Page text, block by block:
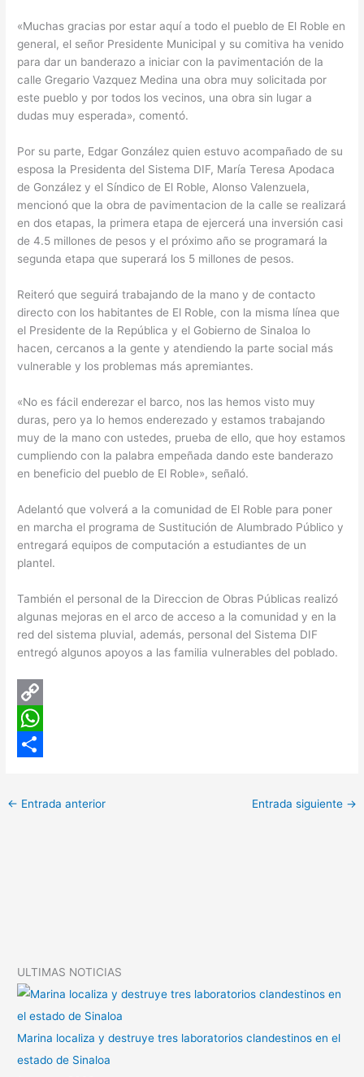
«Muchas gracias por estar aquí a todo el pueblo de El Roble en
general, el señor Presidente Municipal y su comitiva ha venido
para dar un banderazo a iniciar con la pavimentación de la
calle Gregario Vazquez Medina una obra muy solicitada por
este pueblo y por todos los vecinos, una obra sin lugar a
dudas muy esperada», comentó.
Por su parte, Edgar González quien estuvo acompañado de su
esposa la Presidenta del Sistema DIF, María Teresa Apodaca
de González y el Síndico de El Roble, Alonso Valenzuela,
mencionó que la obra de pavimentacion de la calle se realizará
en dos etapas, la primera etapa de ejercerá una inversión casi
de 4.5 millones de pesos y el próximo año se programará la
segunda etapa que superará los 5 millones de pesos.
Reiteró que seguirá trabajando de la mano y de contacto
directo con los habitantes de El Roble, con la misma línea que
el Presidente de la República y el Gobierno de Sinaloa lo
hacen, cercanos a la gente y atendiendo la parte social más
vulnerable y los problemas más apremiantes.
«No es fácil enderezar el barco, nos las hemos visto muy
duras, pero ya lo hemos enderezado y estamos trabajando
muy de la mano con ustedes, prueba de ello, que hoy estamos
cumpliendo con la palabra empeñada dando este banderazo
en beneficio del pueblo de El Roble», señaló.
Adelantó que volverá a la comunidad de El Roble para poner
en marcha el programa de Sustitución de Alumbrado Público y
entregará equipos de computación a estudiantes de un
plantel.
También el personal de la Direccion de Obras Públicas realizó
algunas mejoras en el arco de acceso a la comunidad y en la
red del sistema pluvial, además, personal del Sistema DIF
entregó algunos apoyos a las familia vulnerables del poblado.
C
oW
r
← Entrada anterior Entrada siguiente →
ULTIMAS NOTICIAS
Marina localiza y destruye tres laboratorios clandestinos en el
estado de Sinaloa